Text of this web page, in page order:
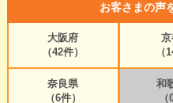
お客さまの声
大阪府
（42件）
（
奈良県
（6件）
和